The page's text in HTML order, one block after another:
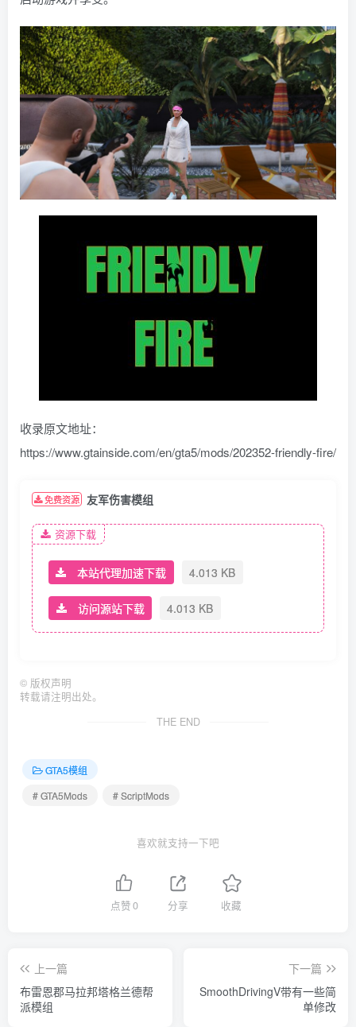
收录原文地址：
https://www.gtainside.com/en/gta5/mods/202352-friendly-fire/
免费资源 友军伤害模组
资源下载
本站代理加速下载 4.013 KB
访问源站下载 4.013 KB
© 版权声明
转载请注明出处。
THE END
GTA5模组
# GTA5Mods
# ScriptMods
喜欢就支持一下吧
点赞0 分享 收藏
上一篇
布雷恩郡马拉邦塔格兰德帮
派模组
下一篇
SmoothDrivingV带有一些简
单修改